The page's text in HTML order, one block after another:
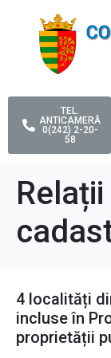
TEL.
ANTICAMERĂ
0(242) 2-20-
58
4 localități
incluse în
proprietății